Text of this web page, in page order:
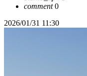
comment0
2026/01/31 11:30